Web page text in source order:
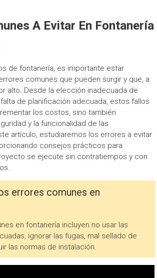
A Evitar En Fontanería
de fontanería, es importante estar
comunes que pueden surgir y que, a
alto. Desde la elección inadecuada de
de planificación adecuada, estos fallos
los costos, sino también
y la funcionalidad de las
artículo, estudiaremos los errores a evitar
consejos prácticos para
se ejecute sin contratiempos y con
errores comunes en
en fontanería incluyen no usar las
ignorar las fugas, mal sellado de
las normas de instalación.